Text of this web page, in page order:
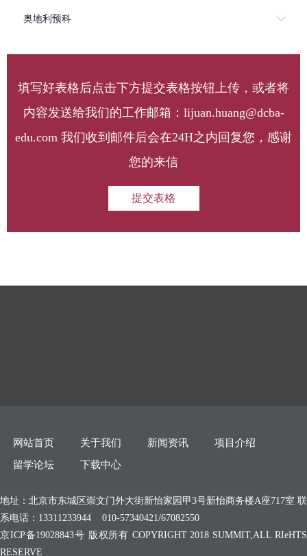
奥地利预科
填写好表格后点击下方提交表格按钮上传，或者将
内容发送给我们的工作邮箱：lijuan.huang@dcba-
edu.com 我们收到邮件后会在24H之内回复您，感谢
您的来信
提交表格
网站首页 关于我们 新闻资讯
项目介绍
留学论坛
下载中心
地址：北京市东城区崇文门外大街新怡家园甲3号新怡商务楼A座717室 联
系电话：13311233944 010-57340421/67082550
京ICP备19028843号 版权所有 COPYRIGHT 2018 SUMMIT,ALL RIeHTS
RESERVE